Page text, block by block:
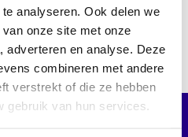
analyseren. Ook delen we
onze site met onze
adverteren en analyse. Deze
combineren met andere
verstrekt of die ze hebben
gebruik van hun services.